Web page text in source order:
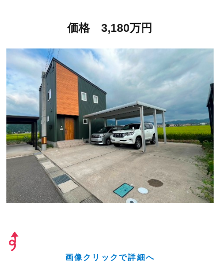
価格 3,180万円
画像クリックで詳細へ